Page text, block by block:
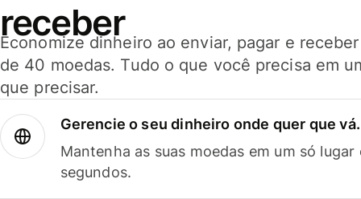
receber
Economize dinheiro ao enviar, pagar e
de 40 moedas. Tudo o que você precisa em
que precisar.
Gerencie o seu dinheiro onde quer que vá.
Mantenha as suas moedas em um só
segundos.